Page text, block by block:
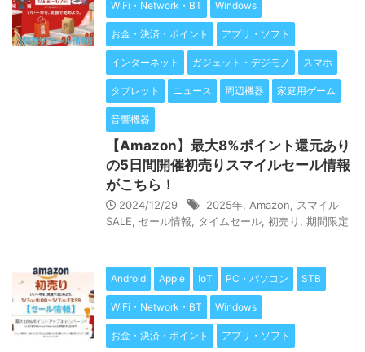
WiFi・Network・BT Windows
お金・決済・ポイント アプリ・ソフト
インターネット ガジェット・デジモノ スマホ
タブレット ニュース 周辺機器 家庭用ゲーム
音響機器
【Amazon】最大8%ポイント還元あり
の5日間開催初売りスマイルセール情報
がこちら！
2024/12/29 2025年 Amazon
スマイル
SALE
セール情報 タイムセール 初売り 期間限定
Android Apple IoT PC・パソコン STB
WiFi・Network・BT Windows
お金・決済・ポイント アプリ・ソフト